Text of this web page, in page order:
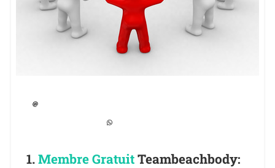
1.Membre GratuitTeambeachbody: